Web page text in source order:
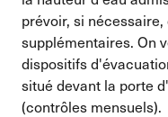
prévoir, si
supplémentaires. On
dispositifs
situé devant la porte
(contrôles mensuels).